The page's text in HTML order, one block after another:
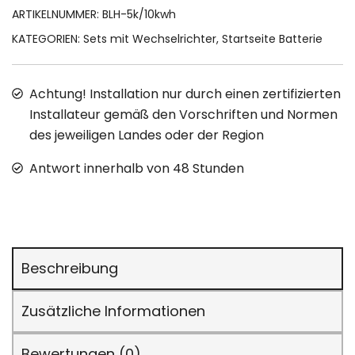
ARTIKELNUMMER: BLH-5k/10kwh
KATEGORIEN: Sets mit Wechselrichter, Startseite Batterie
Achtung! Installation nur durch einen zertifizierten
Installateur gemäß den Vorschriften und Normen
des jeweiligen Landes oder der Region
Antwort innerhalb von 48 Stunden
Beschreibung
Zusätzliche Informationen